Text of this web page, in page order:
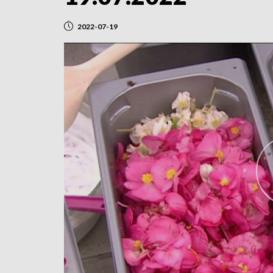
2022-07-19